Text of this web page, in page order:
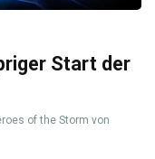
Start der
of the Storm von